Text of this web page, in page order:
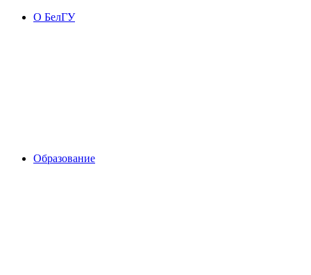
О БелГУ
Образование